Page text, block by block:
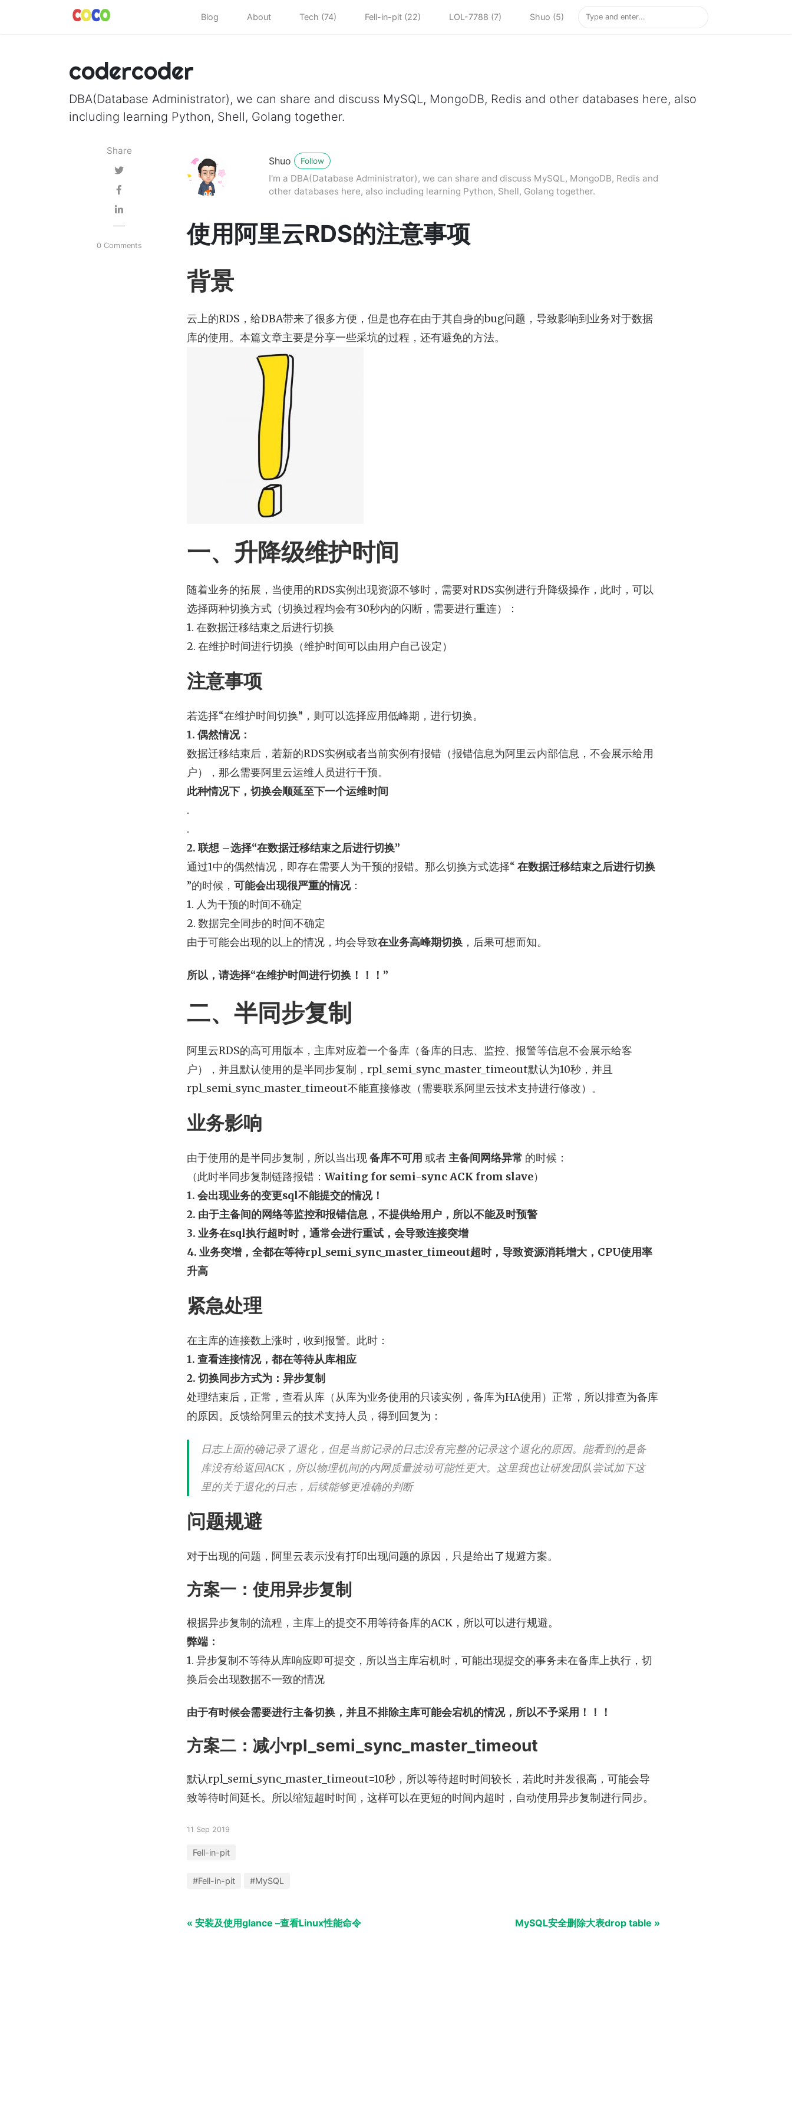
Blog About Tech (74) Fell-in-pit (22) LOL-7788 (7) Shuo (5)
codercoder
DBA(Database Administrator), we can share and discuss MySQL, MongoDB, Redis and other databases here, also
including learning Python, Shell, Golang together.
Share
0 Comments
Shuo Follow
I'm a DBA(Database Administrator), we can share and discuss MySQL, MongoDB, Redis and
other databases here, also including learning Python, Shell, Golang together.
使用阿里云RDS的注意事项
背景
云上的RDS，给DBA带来了很多方便，但是也存在由于其自身的bug问题，导致影响到业务对于数据
库的使用。本篇文章主要是分享一些采坑的过程，还有避免的方法。
一、升降级维护时间
随着业务的拓展，当使用的RDS实例出现资源不够时，需要对RDS实例进行升降级操作，此时，可以
选择两种切换方式（切换过程均会有30秒内的闪断，需要进行重连）：
1. 在数据迁移结束之后进行切换
2. 在维护时间进行切换（维护时间可以由用户自己设定）
注意事项
若选择“在维护时间切换”，则可以选择应用低峰期，进行切换。
1. 偶然情况：
数据迁移结束后，若新的RDS实例或者当前实例有报错（报错信息为阿里云内部信息，不会展示给用
户），那么需要阿里云运维人员进行干预。
此种情况下，切换会顺延至下一个运维时间
.
.
2. 联想 –选择“在数据迁移结束之后进行切换”
通过1中的偶然情况，即存在需要人为干预的报错。那么切换方式选择“ 在数据迁移结束之后进行切换
”的时候， 可能会出现很严重的情况：
1. 人为干预的时间不确定
2. 数据完全同步的时间不确定
由于可能会出现的以上的情况，均会导致在业务高峰期切换 ，后果可想而知。
所以，请选择“在维护时间进行切换！！！”
二、半同步复制
阿里云RDS的高可用版本，主库对应着一个备库（备库的日志、监控、报警等信息不会展示给客
户），并且默认使用的是半同步复制，rpl_semi_sync_master_timeout默认为10秒，并且
rpl_semi_sync_master_timeout不能直接修改（需要联系阿里云技术支持进行修改）。
业务影响
由于使用的是半同步复制，所以当出现备库不可用 或者主备间网络异常 的时候：
（此时半同步复制链路报错： Waiting for semi-sync ACK from slave）
1. 会出现业务的变更sql不能提交的情况！
2. 由于主备间的网络等监控和报错信息，不提供给用户，所以不能及时预警
3. 业务在sql执行超时时，通常会进行重试，会导致连接突增
4. 业务突增，全都在等待rpl_semi_sync_master_timeout超时，导致资源消耗增大，CPU使用率
升高
紧急处理
在主库的连接数上涨时，收到报警。此时：
1. 查看连接情况，都在等待从库相应
2. 切换同步方式为：异步复制
处理结束后，正常，查看从库（从库为业务使用的只读实例，备库为HA使用）正常，所以排查为备库
的原因。反馈给阿里云的技术支持人员，得到回复为：
日志上面的确记录了退化，但是当前记录的日志没有完整的记录这个退化的原因。能看到的是备
库没有给返回ACK，所以物理机间的内网质量波动可能性更大。这里我也让研发团队尝试加下这
里的关于退化的日志，后续能够更准确的判断
问题规避
对于出现的问题，阿里云表示没有打印出现问题的原因，只是给出了规避方案。
方案一：使用异步复制
根据异步复制的流程，主库上的提交不用等待备库的ACK，所以可以进行规避。
弊端：
1. 异步复制不等待从库响应即可提交，所以当主库宕机时，可能出现提交的事务未在备库上执行，切
换后会出现数据不一致的情况
由于有时候会需要进行主备切换，并且不排除主库可能会宕机的情况，所以不予采用！！！
方案二：减小rpl_semi_sync_master_timeout
默认rpl_semi_sync_master_timeout=10秒，所以等待超时时间较长，若此时并发很高，可能会导
致等待时间延长。所以缩短超时时间，这样可以在更短的时间内超时，自动使用异步复制进行同步。
11 Sep 2019
Fell-in-pit
#Fell-in-pit #MySQL
« 安装及使用glance –查看Linux性能命令 MySQL安全删除大表drop table »